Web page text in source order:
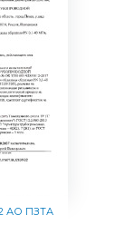
АО ПЗТА